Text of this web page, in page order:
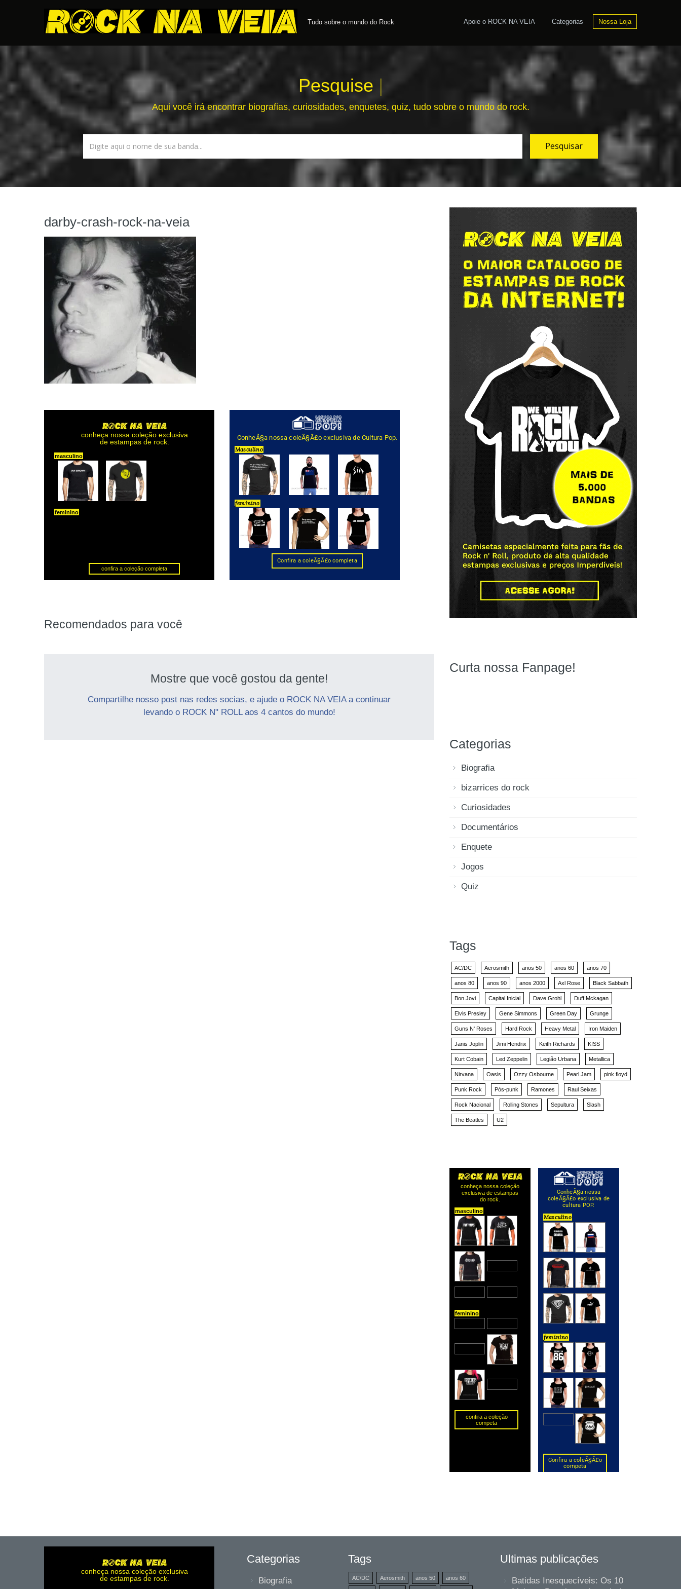
Tudo sobre o mundo do Rock Apoie o ROCK NA VEIA Categorias Nossa Loja
Pesquise sobre seu ar
Aqui você irá encontrar biografias, curiosidades, enquetes, quiz, tudo sobre o mundo do rock.
darby-crash-rock-na-veia
Recomendados para você
Mostre que você gostou da gente!
Compartilhe nosso post nas redes socias, e ajude o ROCK NA VEIA a continuar
levando o ROCK N" ROLL aos 4 cantos do mundo!
Curta nossa Fanpage!
Categorias
Biografia
bizarrices do rock
Curiosidades
Documentários
Enquete
Jogos
Quiz
Tags
AC/DC Aerosmith anos 50 anos 60 anos 70
anos 80 anos 90 anos 2000 Axl Rose Black Sabbath
Bon Jovi Capital Inicial Dave Grohl Duff Mckagan
Elvis Presley Gene Simmons Green Day Grunge
Guns N' Roses Hard Rock Heavy Metal Iron Maiden
Janis Joplin Jimi Hendrix Keith Richards KISS
Kurt Cobain Led Zeppelin Legião Urbana Metallica
Nirvana Oasis Ozzy Osbourne Pearl Jam pink floyd
Punk Rock Pós-punk Ramones Raul Seixas
Rock Nacional Rolling Stones Sepultura Slash
The Beatles U2
Categorias
Biografia
Tags
AC/DC Aerosmith anos 50 anos 60
Ultimas publicações
Batidas Inesquecíveis: Os 10